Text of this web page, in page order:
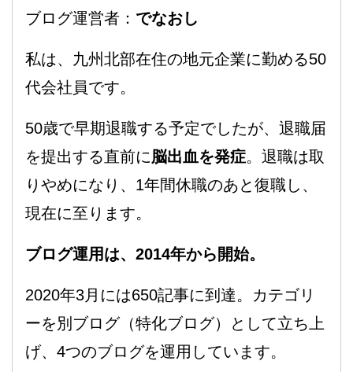
ブログ運営者： でなおし
私は、九州北部在住の地元企業に勤める50
代会社員です。
50歳で早期退職する予定でしたが、退職届
を提出する直前に脳出血を発症。退職は取
りやめになり、1年間休職のあと復職し、
現在に至ります。
ブログ運用は、2014年から開始。
2020年3月には650記事に到達。カテゴリ
ーを別ブログ（特化ブログ）として立ち上
げ、4つのブログを運用しています。